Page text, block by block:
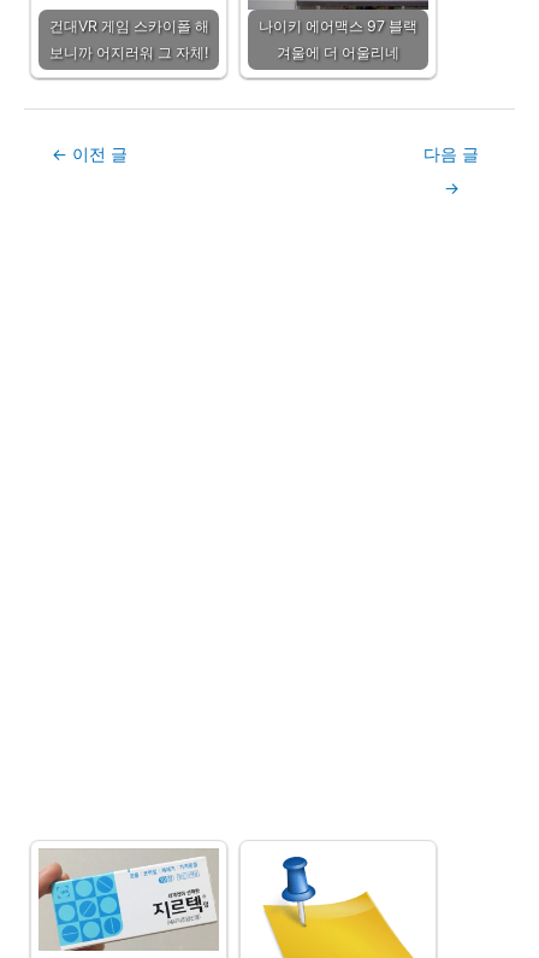
건대VR 게임 스카이폴 해
보니까 어지러워 그 자체!
나이키 에어맥스 97 블랙
겨울에 더 어울리네
Post← 이전 글
다음 글
→